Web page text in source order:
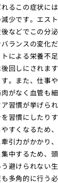
るこの症状に
少です。エス
などでこの分
ランスの変化
による栄養不
回しにされま
。また、仕事
がなく血管も
習慣が挙げら
習慣にしたり
すくなるため
引力がかかり
中するため、
避けられない
多角的に行う必